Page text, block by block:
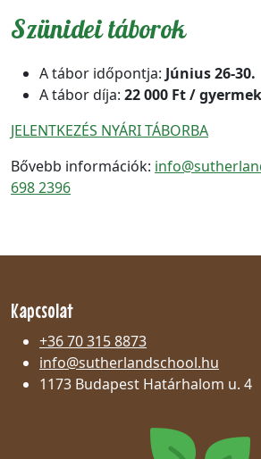
Szünidei táborok
A tábor időpontja: Június 26-30.
A tábor díja: 22 000 Ft / gyermek
JELENTKEZÉS NYÁRI TÁBORBA
Bővebb információk:
698 2396
Kapcsolat
+36 70 315 8873
info@sutherlandschool.hu
1173 Budapest Határhalom u. 4